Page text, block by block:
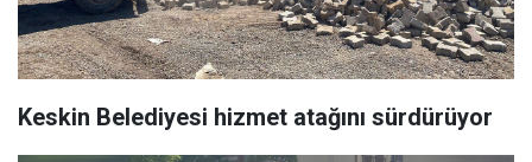
Keskin Belediyesi hizmet atağını sürdürüyor